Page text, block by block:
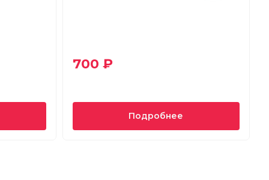
700 ₽
Подробнее